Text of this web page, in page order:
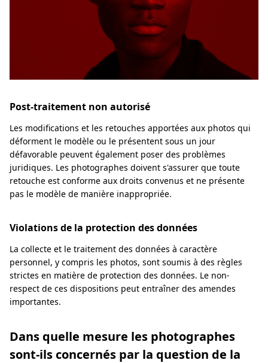
Post-traitement non autorisé
Les modifications et les retouches apportées aux photos qui
déforment le modèle ou le présentent sous un jour
défavorable peuvent également poser des problèmes
juridiques. Les photographes doivent s'assurer que toute
retouche est conforme aux droits convenus et ne présente
pas le modèle de manière inappropriée.
Violations de la protection des données
La collecte et le traitement des données à caractère
personnel, y compris les photos, sont soumis à des règles
strictes en matière de protection des données. Le non-
respect de ces dispositions peut entraîner des amendes
importantes.
Dans quelle mesure les photographes
sont-ils concernés par la question de la